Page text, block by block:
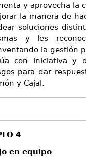
y aprovecha la
la manera de
soluciones
y les
la gestión
con iniciativa y
para dar
y Cajal.
4
en equipo